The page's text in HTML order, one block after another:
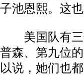
子池恩熙。这
美国队有三
普森、第九位
以说，她们也